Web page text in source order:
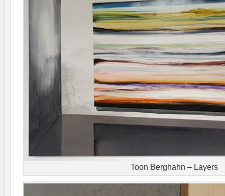
Toon Berghahn – Layers